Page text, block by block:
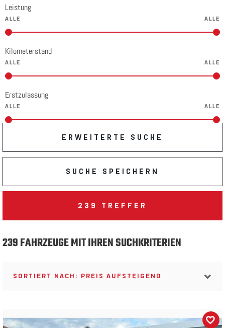
Leistung
Kilometerstand
Erstzulassung
ERWEITERTE SUCHE
SUCHE SPEICHERN
239 TREFFER
239 FAHRZEUGE MIT IHREN SUCHKRITERIEN
SORTIERT NACH: PREIS AUFSTEIGEND